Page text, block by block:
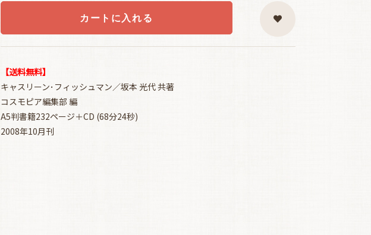
カートに入れる
【送料無料】
キャスリーン･フィッシュマン／坂本 光代 共著
コスモピア編集部 編
A5判書籍232ページ＋CD (68分24秒)
2008年10月刊